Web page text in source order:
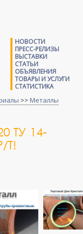
НОВОСТИ
ПРЕСС-РЕЛИЗЫ
ВЫСТАВКИ
СТАТЬИ
ОБЪЯВЛЕНИЯ
ТОВАРЫ И УСЛУГИ
СТАТИСТИКА
>> Металлы
ТУ 14-
Т!